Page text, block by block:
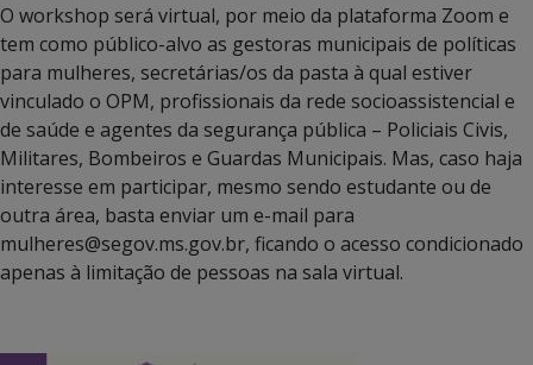
O workshop será virtual, por meio da plataforma Zoom e
tem como público-alvo as gestoras municipais de políticas
para mulheres, secretárias/os da pasta à qual estiver
vinculado o OPM, profissionais da rede socioassistencial e
de saúde e agentes da segurança pública – Policiais Civis,
Militares, Bombeiros e Guardas Municipais. Mas, caso haja
interesse em participar, mesmo sendo estudante ou de
outra área, basta enviar um e-mail para
mulheres@segov.ms.gov.br, ficando o acesso condicionado
apenas à limitação de pessoas na sala virtual.